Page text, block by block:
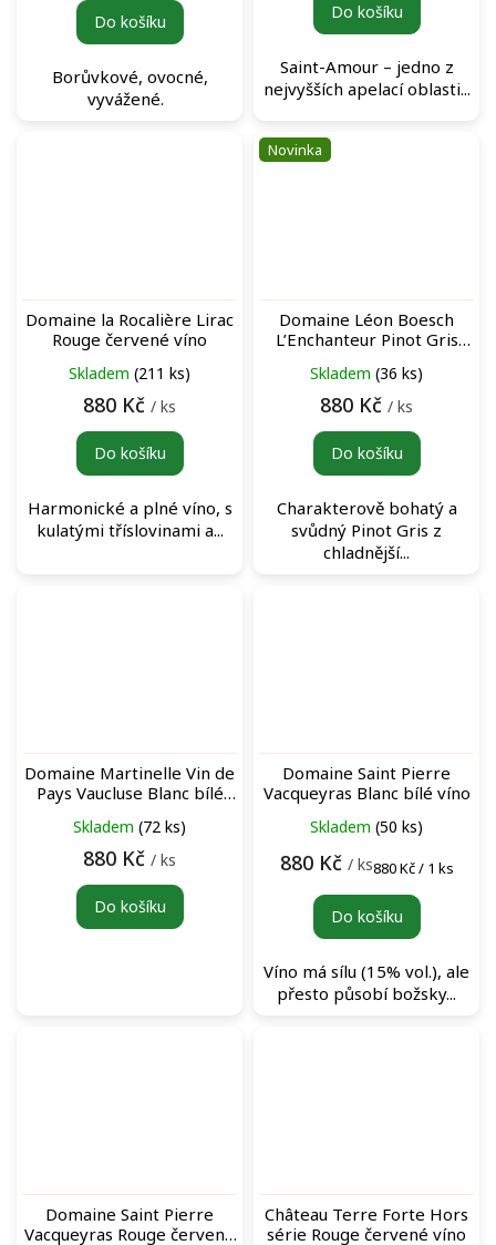
Do košíku
Borůvkové, ovocné,
vyvážené.
Do košíku
Saint-Amour – jedno z
nejvyšších apelací oblasti...
Domaine la Rocalière Lirac
Rouge červené víno
Skladem (211 ks)
880 Kč / ks
Do košíku
Harmonické a plné víno, s
kulatými tříslovinami a...
Novinka
Domaine Léon Boesch
L’Enchanteur Pinot Gris
Skladem (36 ks)
880 Kč / ks
Do košíku
Charakterově bohatý a
svůdný Pinot Gris z
chladnější...
Domaine Martinelle Vin de
Pays Vaucluse Blanc bílé
Skladem (72 ks)
880 Kč / ks
Do košíku
Domaine Saint Pierre
Vacqueyras Blanc bílé víno
Skladem (50 ks)
880 Kč / ksMěrná
880 Kč / 1 ks
Do košíku
Víno má sílu (15% vol.), ale
přesto působí božsky...
Domaine Saint Pierre
Vacqueyras Rouge červené
Château Terre Forte Hors
série Rouge červené víno